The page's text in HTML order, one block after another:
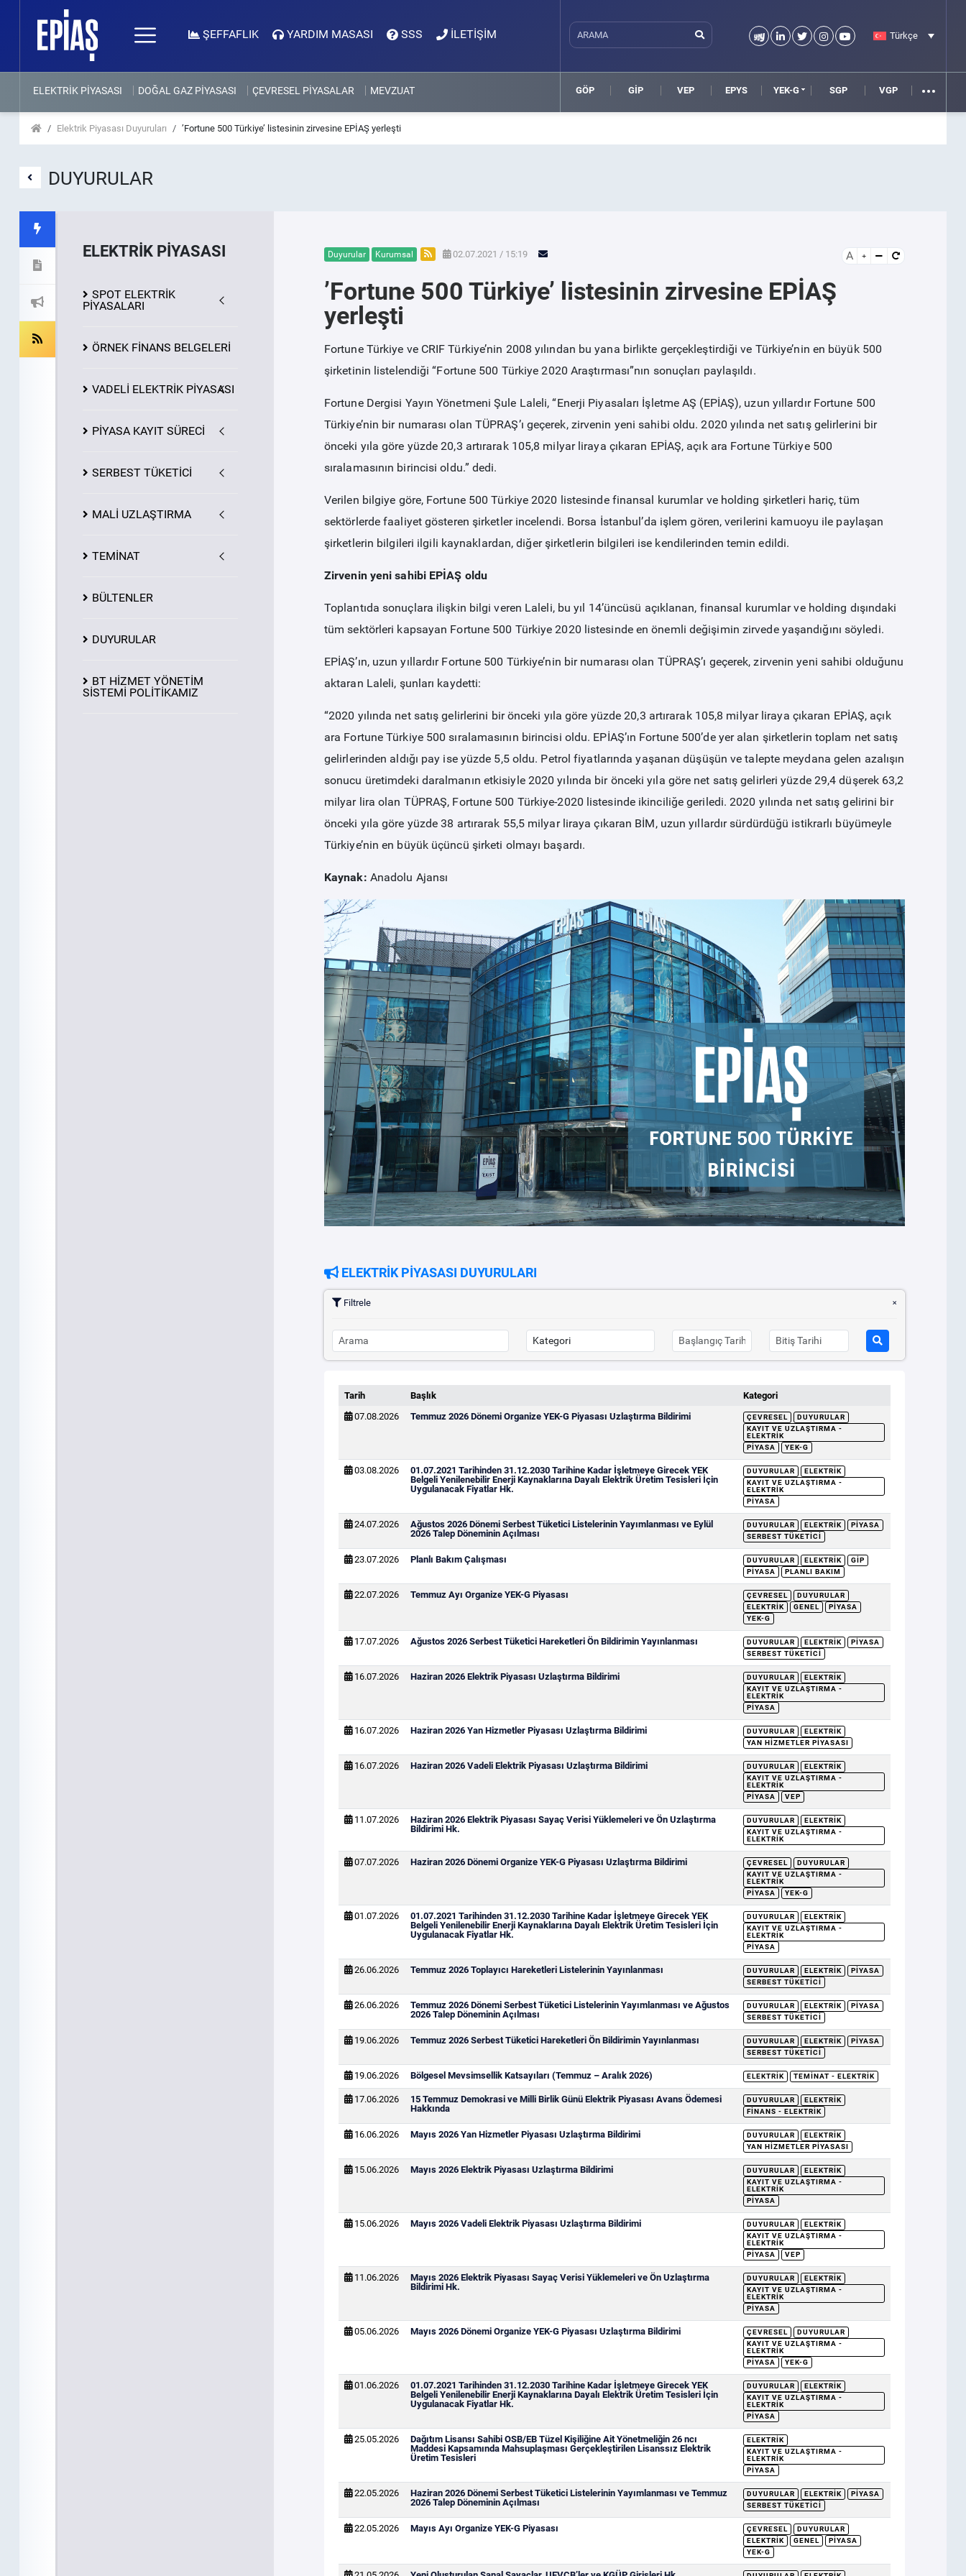
ŞEFFAFLIK YARDIM MASASI SSS İLETİŞİM Türkçe
ELEKTRİK PİYASASI DOĞAL GAZ PİYASASI ÇEVRESEL PİYASALAR MEVZUAT GÖP GİP VEP EPYS YEK-G SGP VGP
Elektrik Piyasası Duyuruları ’Fortune 500 Türkiye’ listesinin zirvesine EPİAŞ yerleşti
DUYURULAR
ELEKTRİK PİYASASI
SPOT ELEKTRİK
PİYASALARI
ÖRNEK FİNANS BELGELERİ
VADELİ ELEKTRİK PİYASASI
PİYASAKAYIT SÜRECİ
SERBEST TÜKETİCİ
MALİ UZLAŞTIRMA
TEMİNAT
BÜLTENLER
DUYURULAR
BT HİZMET YÖNETİM
SİSTEMİ POLİTİKAMIZ
Duyurular Kurumsal 02.07.2021 / 15:19 A
’Fortune 500 Türkiye’ listesinin zirvesine EPİAŞ
yerleşti
Fortune Türkiye ve CRIF Türkiye’nin 2008 yılından bu yana birlikte gerçekleştirdiği ve Türkiye’nin en büyük 500
şirketinin listelendiği “Fortune 500 Türkiye 2020 Araştırması”nın sonuçları paylaşıldı.
Fortune Dergisi Yayın Yönetmeni Şule Laleli, “Enerji Piyasaları İşletme AŞ (EPİAŞ), uzun yıllardır Fortune 500
Türkiye’nin bir numarası olan TÜPRAŞ’ı geçerek, zirvenin yeni sahibi oldu. 2020 yılında net satış gelirlerini bir
önceki yıla göre yüzde 20,3 artırarak 105,8 milyar liraya çıkaran EPİAŞ, açık ara Fortune Türkiye 500
sıralamasının birincisi oldu.” dedi.
Verilen bilgiye göre, Fortune 500 Türkiye 2020 listesinde finansal kurumlar ve holding şirketleri hariç, tüm
sektörlerde faaliyet gösteren şirketler incelendi. Borsa İstanbul’da işlem gören, verilerini kamuoyu ile paylaşan
şirketlerin bilgileri ilgili kaynaklardan, diğer şirketlerin bilgileri ise kendilerinden temin edildi.
Zirvenin yeni sahibi EPİAŞ oldu
Toplantıda sonuçlara ilişkin bilgi veren Laleli, bu yıl 14’üncüsü açıklanan, finansal kurumlar ve holding dışındaki
tüm sektörleri kapsayan Fortune 500 Türkiye 2020 listesinde en önemli değişimin zirvede yaşandığını söyledi.
EPİAŞ’ın, uzun yıllardır Fortune 500 Türkiye’nin bir numarası olan TÜPRAŞ’ı geçerek, zirvenin yeni sahibi olduğunu
aktaran Laleli, şunları kaydetti:
“2020 yılında net satış gelirlerini bir önceki yıla göre yüzde 20,3 artırarak 105,8 milyar liraya çıkaran EPİAŞ, açık
ara Fortune Türkiye 500 sıralamasının birincisi oldu. EPİAŞ’ın Fortune 500’de yer alan şirketlerin toplam net satış
gelirlerinden aldığı pay ise yüzde 5,5 oldu. Petrol fiyatlarında yaşanan düşüşün ve talepte meydana gelen azalışın
sonucu üretimdeki daralmanın etkisiyle 2020 yılında bir önceki yıla göre net satış gelirleri yüzde 29,4 düşerek 63,2
milyar lira olan TÜPRAŞ, Fortune 500 Türkiye-2020 listesinde ikinciliğe geriledi. 2020 yılında net satış gelirini bir
önceki yıla göre yüzde 38 artırarak 55,5 milyar liraya çıkaran BİM, uzun yıllardır sürdürdüğü istikrarlı büyümeyle
Türkiye’nin en büyük üçüncü şirketi olmayı başardı.
Kaynak: Anadolu Ajansı
ELEKTRİK PİYASASI DUYURULARI
Filtrele
Tarih Başlık
Kategori
07.08.2026
Temmuz 2026 Dönemi Organize YEK-G Piyasası Uzlaştırma Bildirimi ÇEVRESEL
DUYURULAR
KAYIT VE UZLAŞTIRMA -
ELEKTRIK
PIYASA
YEK-G
03.08.2026
01.07.2021 Tarihinden 31.12.2030 Tarihine Kadar İşletmeye Girecek YEK
Belgeli Yenilenebilir Enerji Kaynaklarına Dayalı Elektrik Üretim Tesisleri İçin
Uygulanacak Fiyatlar Hk.
DUYURULAR
ELEKTRIK
KAYIT VE UZLAŞTIRMA -
ELEKTRIK
PIYASA
24.07.2026
Ağustos 2026 Dönemi Serbest Tüketici Listelerinin Yayımlanması ve Eylül
2026 Talep Döneminin Açılması
DUYURULAR ELEKTRIK
PIYASA
SERBEST TÜKETICI
23.07.2026 Planlı Bakım Çalışması DUYURULAR ELEKTRIK
GİP
PIYASA
PLANLI BAKIM
22.07.2026 Temmuz Ayı Organize YEK-G Piyasası ÇEVRESEL
DUYURULAR
ELEKTRIK
GENEL
PIYASA
YEK-G
17.07.2026 Ağustos 2026 Serbest Tüketici Hareketleri Ön Bildirimin Yayınlanması DUYURULAR ELEKTRIK
PIYASA
SERBEST TÜKETICI
16.07.2026 Haziran 2026 Elektrik Piyasası Uzlaştırma Bildirimi DUYURULAR
ELEKTRIK
KAYIT VE UZLAŞTIRMA -
ELEKTRIK
PIYASA
16.07.2026 Haziran 2026 Yan Hizmetler Piyasası Uzlaştırma Bildirimi DUYURULAR
ELEKTRIK
YAN HIZMETLER PIYASASI
16.07.2026 Haziran 2026 Vadeli Elektrik Piyasası Uzlaştırma Bildirimi DUYURULAR
ELEKTRIK
KAYIT VE UZLAŞTIRMA -
ELEKTRIK
PIYASA
VEP
11.07.2026
Haziran 2026 Elektrik Piyasası Sayaç Verisi Yüklemeleri ve Ön Uzlaştırma
Bildirimi Hk.
DUYURULAR
ELEKTRIK
KAYIT VE UZLAŞTIRMA -
ELEKTRIK
07.07.2026 Haziran 2026 Dönemi Organize YEK-G Piyasası Uzlaştırma Bildirimi ÇEVRESEL
DUYURULAR
KAYIT VE UZLAŞTIRMA -
ELEKTRIK
PIYASA
YEK-G
01.07.2026
01.07.2021 Tarihinden 31.12.2030 Tarihine Kadar İşletmeye Girecek YEK
Belgeli Yenilenebilir Enerji Kaynaklarına Dayalı Elektrik Üretim Tesisleri İçin
Uygulanacak Fiyatlar Hk.
DUYURULAR
ELEKTRIK
KAYIT VE UZLAŞTIRMA -
ELEKTRIK
PIYASA
26.06.2026 Temmuz 2026 Toplayıcı Hareketleri Listelerinin Yayınlanması DUYURULAR ELEKTRIK
PIYASA
SERBEST TÜKETICI
26.06.2026
Temmuz 2026 Dönemi Serbest Tüketici Listelerinin Yayımlanması ve Ağustos
2026 Talep Döneminin Açılması
DUYURULAR ELEKTRIK
PIYASA
SERBEST TÜKETICI
19.06.2026 Temmuz 2026 Serbest Tüketici Hareketleri Ön Bildirimin Yayınlanması DUYURULAR ELEKTRIK
PIYASA
SERBEST TÜKETICI
19.06.2026 Bölgesel Mevsimsellik Katsayıları (Temmuz – Aralık 2026) ELEKTRIK TEMINAT - ELEKTRIK
17.06.2026
15 Temmuz Demokrasi ve Milli Birlik Günü Elektrik Piyasası Avans Ödemesi
Hakkında
DUYURULAR
ELEKTRIK
FINANS - ELEKTRIK
16.06.2026 Mayıs 2026 Yan Hizmetler Piyasası Uzlaştırma Bildirimi DUYURULAR
ELEKTRIK
YAN HIZMETLER PIYASASI
15.06.2026 Mayıs 2026 Elektrik Piyasası Uzlaştırma Bildirimi DUYURULAR
ELEKTRIK
KAYIT VE UZLAŞTIRMA -
ELEKTRIK
PIYASA
15.06.2026 Mayıs 2026 Vadeli Elektrik Piyasası Uzlaştırma Bildirimi DUYURULAR
ELEKTRIK
KAYIT VE UZLAŞTIRMA -
ELEKTRIK
PIYASA
VEP
11.06.2026
Mayıs 2026 Elektrik Piyasası Sayaç Verisi Yüklemeleri ve Ön Uzlaştırma
Bildirimi Hk.
DUYURULAR
ELEKTRIK
KAYIT VE UZLAŞTIRMA -
ELEKTRIK
PIYASA
05.06.2026 Mayıs 2026 Dönemi Organize YEK-G Piyasası Uzlaştırma Bildirimi ÇEVRESEL
DUYURULAR
KAYIT VE UZLAŞTIRMA -
ELEKTRIK
PIYASA
YEK-G
01.06.2026
01.07.2021 Tarihinden 31.12.2030 Tarihine Kadar İşletmeye Girecek YEK
Belgeli Yenilenebilir Enerji Kaynaklarına Dayalı Elektrik Üretim Tesisleri İçin
Uygulanacak Fiyatlar Hk.
DUYURULAR
ELEKTRIK
KAYIT VE UZLAŞTIRMA -
ELEKTRIK
PIYASA
25.05.2026
Dağıtım Lisansı Sahibi OSB/EB Tüzel Kişiliğine Ait Yönetmeliğin 26 ncı
Maddesi Kapsamında Mahsuplaşması Gerçekleştirilen Lisanssız Elektrik
Üretim Tesisleri
ELEKTRIK
KAYIT VE UZLAŞTIRMA -
ELEKTRIK
PIYASA
22.05.2026
Haziran 2026 Dönemi Serbest Tüketici Listelerinin Yayımlanması ve Temmuz
2026 Talep Döneminin Açılması
DUYURULAR ELEKTRIK
PIYASA
SERBEST TÜKETICI
22.05.2026 Mayıs Ayı Organize YEK-G Piyasası ÇEVRESEL
DUYURULAR
ELEKTRIK
GENEL
PIYASA
YEK-G